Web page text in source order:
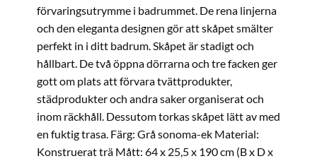
förvaringsutrymme i badrummet. De rena linjerna
och den eleganta designen gör att skåpet smälter
perfekt in i ditt badrum. Skåpet är stadigt och
hållbart. De två öppna dörrarna och tre facken ger
gott om plats att förvara tvättprodukter,
städprodukter och andra saker organiserat och
inom räckhåll. Dessutom torkas skåpet lätt av med
en fuktig trasa. Färg: Grå sonoma-ek Material:
Konstruerat trä Mått: 64 x 25,5 x 190 cm (B x D x